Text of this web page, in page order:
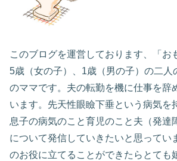
このブログを運営しております、「お
5歳（女の子）、1歳（男の子）の二人
のママです。夫の転勤を機に仕事を辞
います。先天性眼瞼下垂という病気を
息子の病気のこと育児のこと夫（発達
について発信していきたいと思ってい
のお役に立てることができたらとても